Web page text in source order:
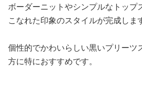
ボーダーニットやシンプルなトップ
こなれた印象のスタイルが完成しま
個性的でかわいらしい黒いプリーツ
方に特におすすめです。